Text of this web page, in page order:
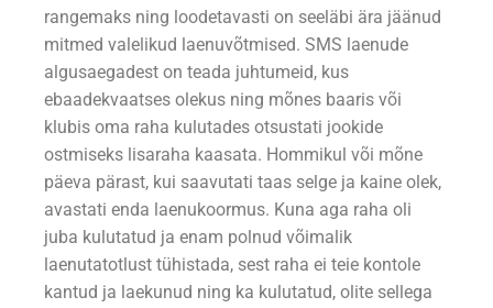
rangemaks ning loodetavasti on seeläbi ära jäänud
mitmed valelikud laenuvõtmised. SMS laenude
algusaegadest on teada juhtumeid, kus
ebaadekvaatses olekus ning mõnes baaris või
klubis oma raha kulutades otsustati jookide
ostmiseks lisaraha kaasata. Hommikul või mõne
päeva pärast, kui saavutati taas selge ja kaine olek,
avastati enda laenukoormus. Kuna aga raha oli
juba kulutatud ja enam polnud võimalik
laenutatotlust tühistada, sest raha ei teie kontole
kantud ja laekunud ning ka kulutatud, olite sellega